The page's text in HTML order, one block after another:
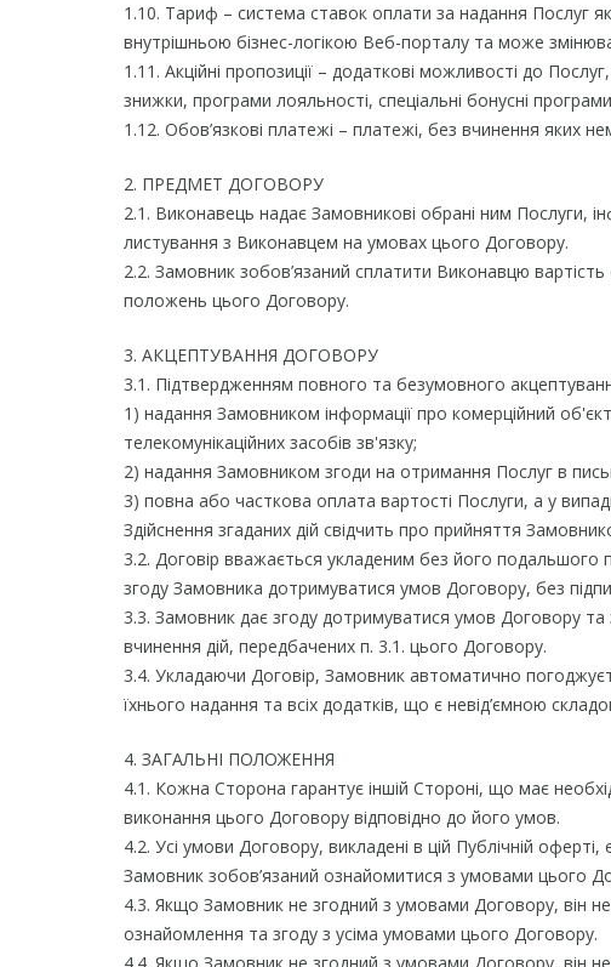
1.10. Тариф – система ставок оплати за надання Послуг
внутрішньою бізнес-логікою Веб-порталу та може
1.11. Акційні пропозиції – додаткові можливості до
знижки, програми лояльності, спеціальні бонусні
1.12. Обов’язкові платежі – платежі, без вчинення яких
2. ПРЕДМЕТ ДОГОВОРУ
2.1. Виконавець надає Замовникові обрані ним Послуги,
листування з Виконавцем на умовах цього Договору.
2.2. Замовник зобов’язаний сплатити Виконавцю
положень цього Договору.
3. АКЦЕПТУВАННЯ ДОГОВОРУ
3.1. Підтвердженням повного та безумовного
1) надання Замовником інформації про комерційний
телекомунікаційних засобів зв'язку;
2) надання Замовником згоди на отримання Послуг в
3) повна або часткова оплата вартості Послуги, а у
Здійснення згаданих дій свідчить про прийняття
3.2. Договір вважається укладеним без його
згоду Замовника дотримуватися умов Договору, без
3.3. Замовник дає згоду дотримуватися умов Договору
вчинення дій, передбачених п. 3.1. цього Договору.
3.4. Укладаючи Договір, Замовник автоматично
їхнього надання та всіх додатків, що є невід’ємною
4. ЗАГАЛЬНІ ПОЛОЖЕННЯ
4.1. Кожна Сторона гарантує іншій Стороні, що має
виконання цього Договору відповідно до його умов.
4.2. Усі умови Договору, викладені в цій Публічній
Замовник зобов’язаний ознайомитися з умовами цього
4.3. Якщо Замовник не згодний з умовами Договору, він
ознайомлення та згоду з усіма умовами цього Договору.